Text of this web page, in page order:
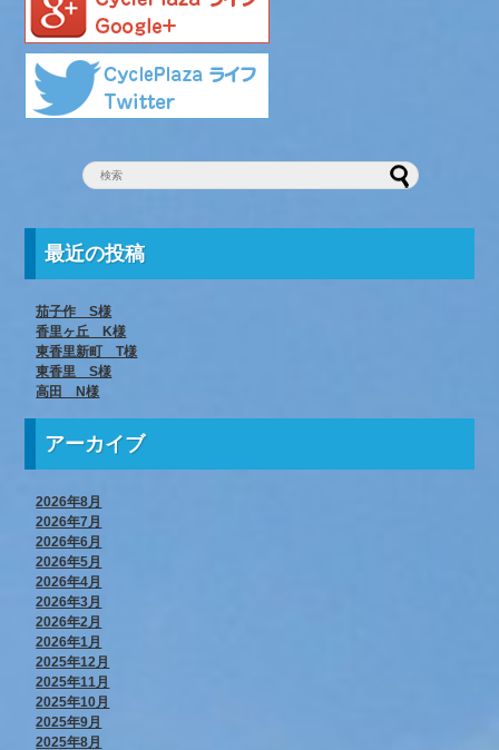
最近の投稿
茄子作 S様
香里ヶ丘 K様
東香里新町 T様
東香里 S様
高田 N様
アーカイブ
2026年8月
2026年7月
2026年6月
2026年5月
2026年4月
2026年3月
2026年2月
2026年1月
2025年12月
2025年11月
2025年10月
2025年9月
2025年8月